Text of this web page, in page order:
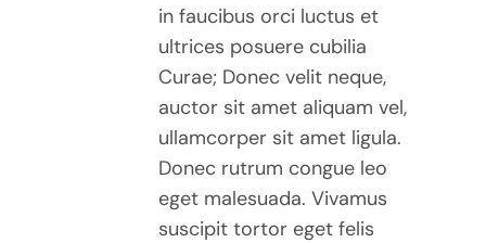
in faucibus orci luctus et
ultrices posuere cubilia
Curae; Donec velit neque,
auctor sit amet aliquam vel,
ullamcorper sit amet ligula.
Donec rutrum congue leo
eget malesuada. Vivamus
suscipit tortor eget felis